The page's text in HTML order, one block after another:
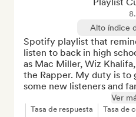
Alto índice
Spotify playlist that
listen to back in high
as Mac Miller, Wiz
the Rapper. My duty is to
some new listeners and
Ver
Tasa de respuesta Tasa de